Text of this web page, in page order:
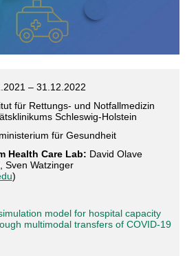
– 31.12.2022
für Rettungs- und Notfallmedizin
Schleswig-Holstein
für Gesundheit
Health Care Lab: David Olave
Sven Watzinger
)
model for hospital capacity
multimodal transfers of COVID-19